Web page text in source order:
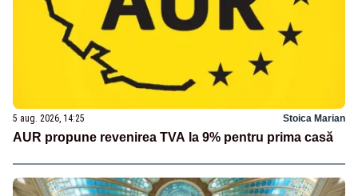
5 aug. 2026, 14:25 Stoica Marian
AUR propune revenirea TVA la 9% pentru prima casă